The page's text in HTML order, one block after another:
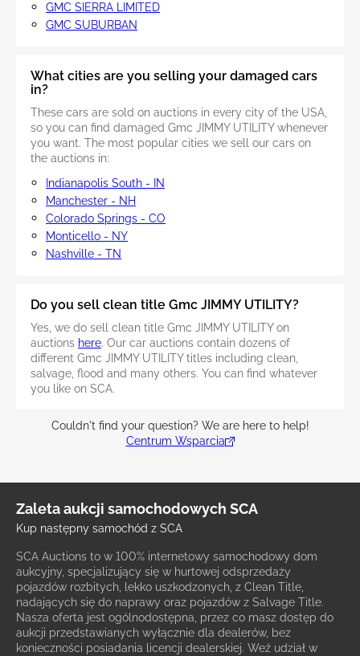
GMC SIERRA LIMITED
GMC SUBURBAN
What cities are you selling your damaged cars
in?
These cars are sold on auctions in every city of the USA,
so you can find damaged Gmc JIMMY UTILITY whenever
you want. The most popular cities we sell our cars on
the auctions in:
Indianapolis South - IN
Manchester - NH
Colorado Springs - CO
Monticello - NY
Nashville - TN
Do you sell clean title Gmc JIMMY UTILITY?
Yes, we do sell clean title Gmc JIMMY UTILITY on
auctions here. Our car auctions contain dozens of
different Gmc JIMMY UTILITY titles including clean,
salvage, flood and many others. You can find whatever
you like on SCA.
Couldn't find your question? We are here to help!
Centrum Wsparcia
Zaleta aukcji samochodowych SCA
Kup następny samochód z SCA
SCA Auctions to w 100% internetowy samochodowy dom
aukcyjny, specjalizujący się w hurtowej odsprzedaży
pojazdów rozbitych, lekko uszkodzonych, z Clean Title,
nadających się do naprawy oraz pojazdów z Salvage Title.
Nasza oferta jest ogólnodostępna, przez co masz dostęp do
aukcji przedstawianych wyłącznie dla dealerów, bez
konieczności posiadania licencji dealerskiej. Weź udział w